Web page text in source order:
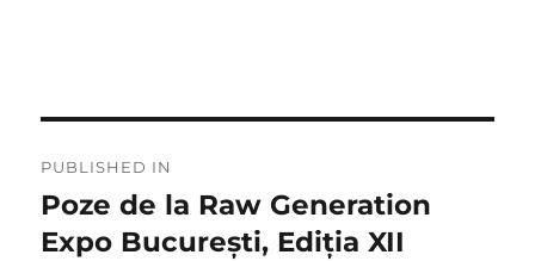
navigation
PUBLISHED IN
Poze de la Raw Generation
Expo București, Ediția XII